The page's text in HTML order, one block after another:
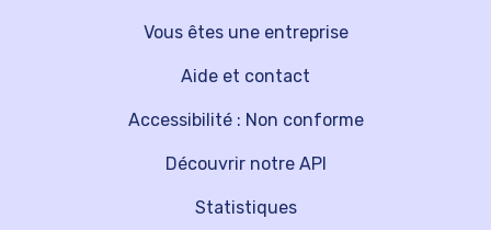
Vous êtes une entreprise
Découvrir notre API
Aide et contact
Statistiques
Accessibilité : Non conforme